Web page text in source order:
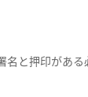
と押印がある